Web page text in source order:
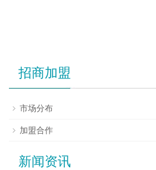
招商加盟
市场分布
加盟合作
新闻资讯